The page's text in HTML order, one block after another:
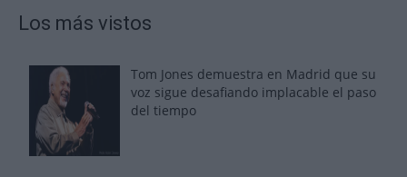
Los más vistos
Tom Jones demuestra en Madrid que su
voz sigue desafiando implacable el paso
del tiempo